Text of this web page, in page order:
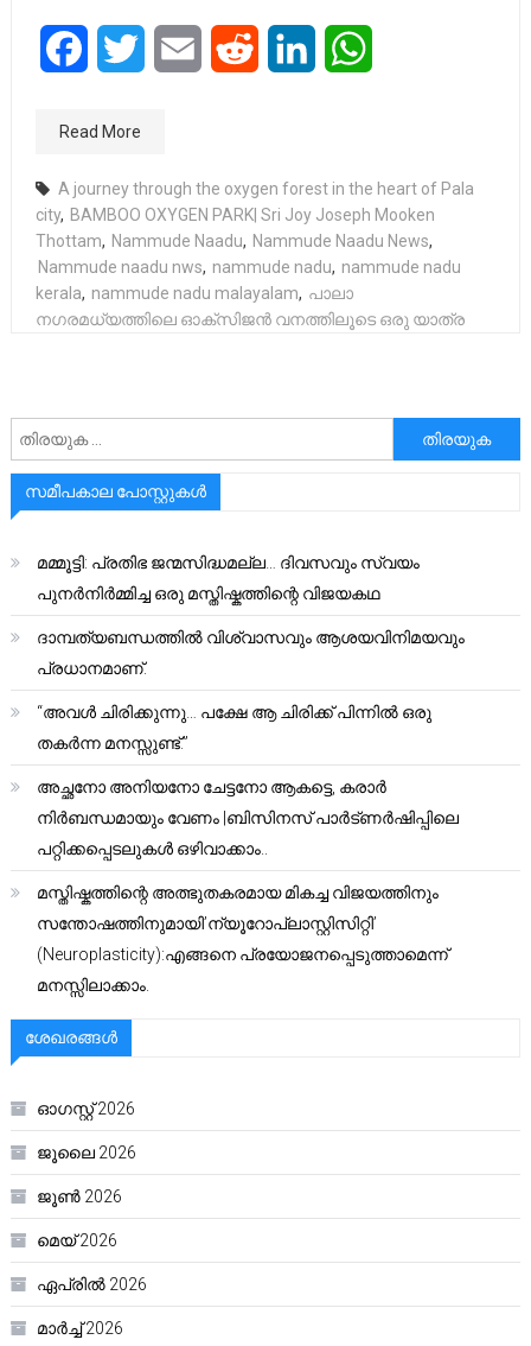
FacebookTwitter Email Reddit LinkedIn
Read More
A journey through the oxygen forest in the heart of Pala
city, BAMBOO OXYGEN PARK| Sri Joy Joseph Mooken
Thottam, Nammude Naadu, Nammude Naadu News,
Nammude naadu nws, nammude nadu, nammude nadu
kerala, nammude nadu malayalam, പാലാ
നഗരമധ്യത്തിലെ ഓക്സിജൻ വനത്തിലൂടെ ഒരു യാത്ര
അനേഷിക്കുക
സമീപകാല പോസ്റ്റുകൾ
മമ്മൂട്ടി: പ്രതിഭ ജന്മസിദ്ധമല്ല… ദിവസവും സ്വയം
പുനർനിർമ്മിച്ച ഒരു മസ്തിഷ്കത്തിന്റെ വിജയകഥ
ദാമ്പത്യബന്ധത്തിൽ വിശ്വാസവും ആശയവിനിമയവും
പ്രധാനമാണ്.
“അവൾ ചിരിക്കുന്നു… പക്ഷേ ആ ചിരിക്ക് പിന്നിൽ ഒരു
തകർന്ന മനസ്സുണ്ട്.”
അച്ഛനോ അനിയനോ ചേട്ടനോ ആകട്ടെ, കരാർ
നിർബന്ധമായും വേണം |ബിസിനസ് പാർട്ണർഷിപ്പിലെ
പറ്റിക്കപ്പെടലുകൾ ഒഴിവാക്കാം..
മസ്തിഷ്കത്തിന്റെ അത്ഭുതകരമായ മികച്ച വിജയത്തിനും
സന്തോഷത്തിനുമായി’ന്യൂറോപ്ലാസ്റ്റിസിറ്റി’
(Neuroplasticity):എങ്ങനെ പ്രയോജനപ്പെടുത്താമെന്ന്
മനസ്സിലാക്കാം.
ശേഖരങ്ങൾ
ഓഗസ്റ്റ്‌ 2026
ജൂലൈ 2026
ജൂൺ 2026
മെയ്‌ 2026
ഏപ്രിൽ 2026
മാർച്ച്‌ 2026